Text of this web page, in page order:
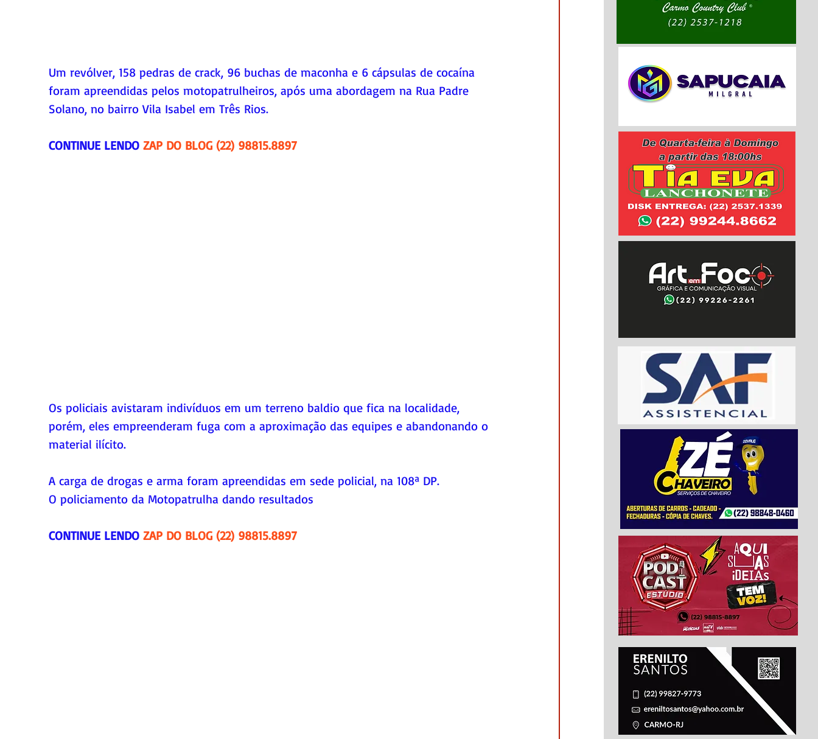
Um revólver, 158 pedras de crack, 96 buchas de maconha e 6 cápsulas de cocaína
foram apreendidas pelos motopatrulheiros, após uma abordagem na Rua Padre
Solano, no bairro Vila Isabel em Três Rios.
CONTINUE LENDO ZAP DO BLOG (22) 98815.8897
Os policiais avistaram indivíduos em um terreno baldio que fica na localidade,
porém, eles empreenderam fuga com a aproximação das equipes e abandonando o
material ilícito.
A carga de drogas e arma foram apreendidas em sede policial, na 108ª DP.
O policiamento da Motopatrulha dando resultados
CONTINUE LENDO ZAP DO BLOG (22) 98815.8897